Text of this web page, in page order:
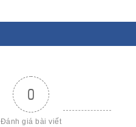
0
Đánh giá bài viết